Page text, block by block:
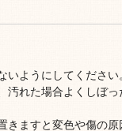
ようにしてください
汚れた場合よくしぼ
ますと変色や傷の原